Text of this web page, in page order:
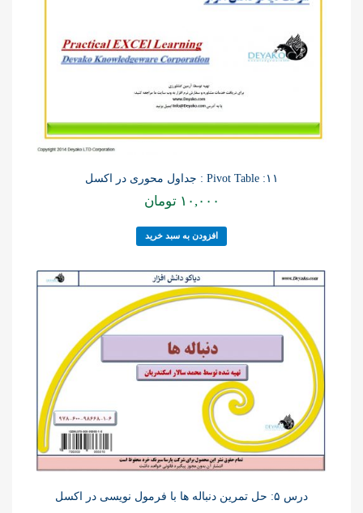
۱۱: Pivot Table : جداول محوری در اکسل
۱۰,۰۰۰ تومان
افزودن به سبد خرید
درس ۵: حل تمرین دنباله ها با فرمول نویسی در اکسل